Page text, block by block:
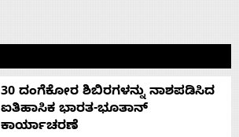
30 ದಂಗೆಕೋರ ಶಿಬಿರಗಳನ್ನು ನಾಶಪಡಿಸಿದ
ಐತಿಹಾಸಿಕ ಭಾರತ-ಭೂತಾನ್
ಕಾರ್ಯಾಚರಣೆ